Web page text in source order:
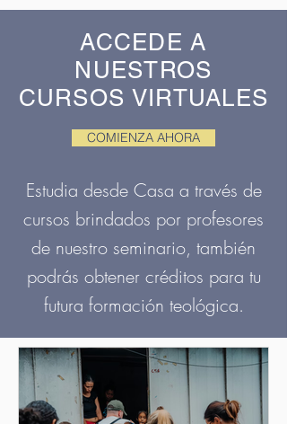
ACCEDE A
NUESTROS
CURSOS VIRTUALES
COMIENZA AHORA
Estudia desde Casa a través de
cursos brindados por profesores
de nuestro seminario, también
podrás obtener créditos para tu
futura formación teológica.